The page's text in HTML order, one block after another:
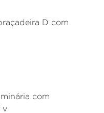
D com
com
v